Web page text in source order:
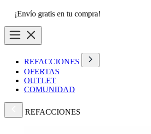
¡Envío gratis en tu compra!
REFACCIONES
OFERTAS
OUTLET
COMUNIDAD
REFACCIONES